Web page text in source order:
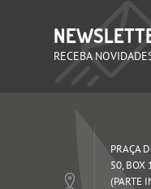
RECEBA
PRAÇA
50, BOX
(PARTE